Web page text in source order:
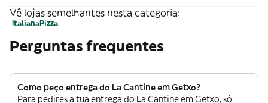
Vê lojas semelhantes nesta categoria:
ItalianaPizza
Perguntas frequentes
Como peço entrega do La Cantine em Getxo?
Para pedires a tua entrega do La Cantine em Getxo, só